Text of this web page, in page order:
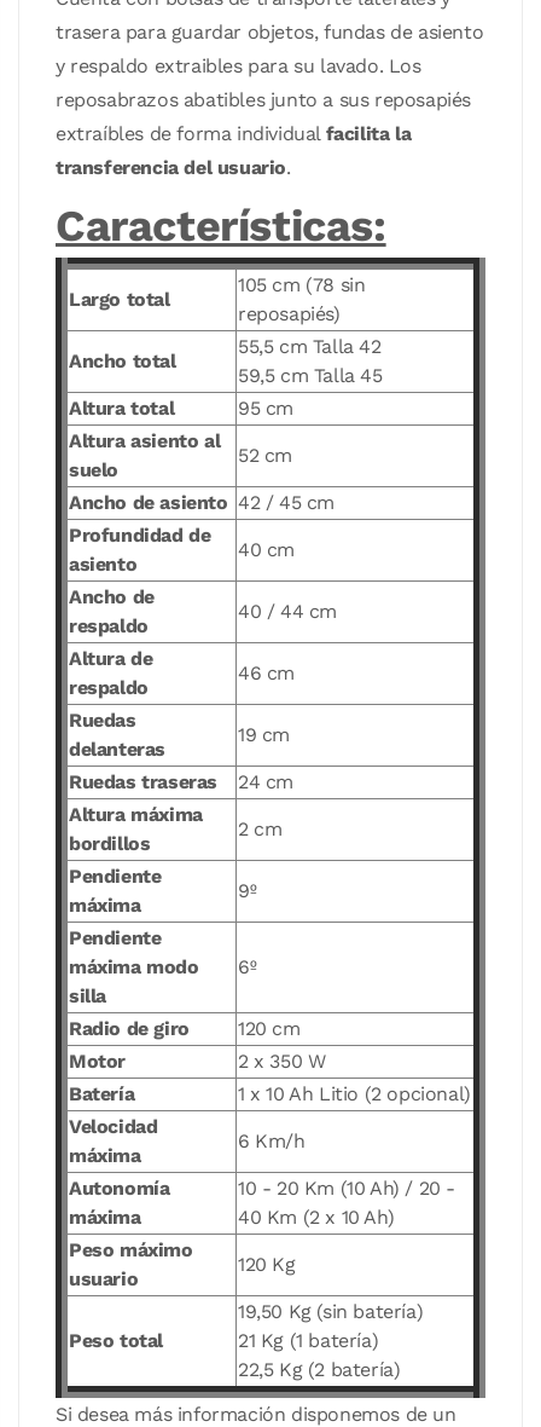
trasera para guardar objetos, fundas de asiento
y respaldo extraibles para su lavado. Los
reposabrazos abatibles junto a sus reposapiés
extraíbles de forma individual facilita la
transferencia del usuario.
Características:
Largo total
105 cm (78 sin
reposapiés)
Ancho total
55,5 cm Talla 42
59,5 cm Talla 45
Altura total
95 cm
Altura asiento al
suelo
52 cm
Ancho de asiento 42 / 45 cm
Profundidad de
asiento
40 cm
Ancho de
respaldo
40 / 44 cm
Altura de
respaldo
46 cm
Ruedas
delanteras
19 cm
Ruedas traseras
24 cm
Altura máxima
bordillos
2 cm
Pendiente
máxima
9º
Pendiente
máxima modo
silla
6º
Radio de giro
120 cm
Motor
2 x 350 W
Batería
1 x 10 Ah Litio (2 opcional)
Velocidad
máxima
6 Km/h
Autonomía
máxima
10 - 20 Km (10 Ah) / 20 -
40 Km (2 x 10 Ah)
Peso máximo
usuario
120 Kg
Peso total
19,50 Kg (sin batería)
21 Kg (1 batería)
22,5 Kg (2 batería)
Si desea más información disponemos de un